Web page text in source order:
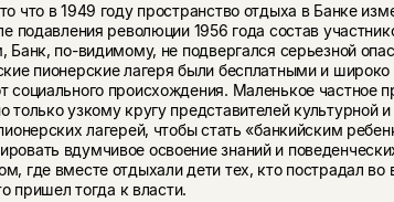
что в 1949 году пространство отдыха в Банке
подавления революции 1956 года состав
Банк, по-видимому, не под­вергался серьезной
пио­нерские лагеря были бесплатными и
социального происхождения. Маленькое частное
только узкому кругу представителей куль­турной
лагерей, чтобы стать «банкийским
вдумчивое освоение знаний и
где вместе отдыхали дети тех, кто пострадал во
пришел тогда к власти.